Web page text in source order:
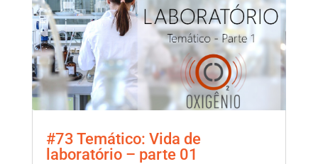
#73 Temático: Vida de
laboratório – parte 01